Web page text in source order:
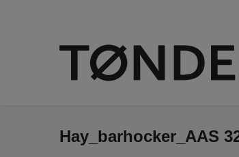
Hay_barhocker_AAS